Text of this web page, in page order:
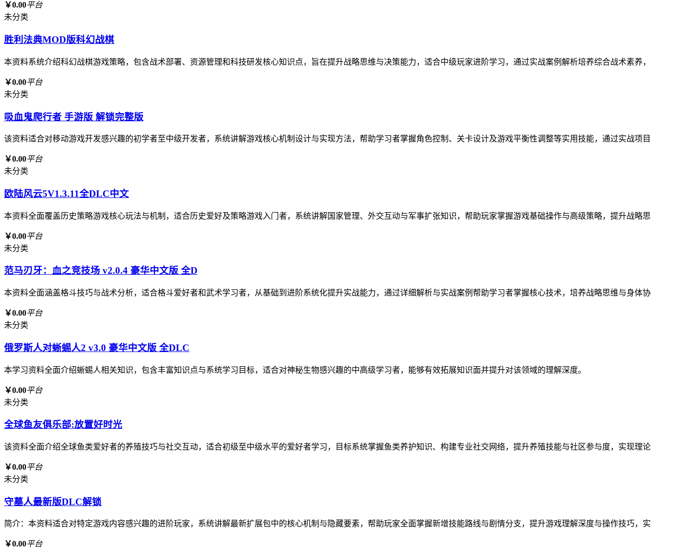
￥0.00平台
未分类
胜利法典MOD版科幻战棋
本资料系统介绍科幻战棋游戏策略，包含战术部署、资源管理和科技研发核心知识点，旨在提升战略思维与决策能力，适合中级玩家进阶学习，通过实战案例解析培养综合战术素养，
￥0.00平台
未分类
吸血鬼爬行者 手游版 解锁完整版
该资料适合对移动游戏开发感兴趣的初学者至中级开发者，系统讲解游戏核心机制设计与实现方法，帮助学习者掌握角色控制、关卡设计及游戏平衡性调整等实用技能，通过实战项目
￥0.00平台
未分类
欧陆风云5V1.3.11全DLC中文
本资料全面覆盖历史策略游戏核心玩法与机制，适合历史爱好及策略游戏入门者，系统讲解国家管理、外交互动与军事扩张知识，帮助玩家掌握游戏基础操作与高级策略，提升战略思
￥0.00平台
未分类
范马刃牙：血之竞技场 v2.0.4 豪华中文版 全D
本资料全面涵盖格斗技巧与战术分析，适合格斗爱好者和武术学习者，从基础到进阶系统化提升实战能力，通过详细解析与实战案例帮助学习者掌握核心技术，培养战略思维与身体协
￥0.00平台
未分类
俄罗斯人对蜥蜴人2 v3.0 豪华中文版 全DLC
本学习资料全面介绍蜥蜴人相关知识，包含丰富知识点与系统学习目标，适合对神秘生物感兴趣的中高级学习者，能够有效拓展知识面并提升对该领域的理解深度。
￥0.00平台
未分类
全球鱼友俱乐部:放置好时光
该资料全面介绍全球鱼类爱好者的养殖技巧与社交互动，适合初级至中级水平的爱好者学习，目标系统掌握鱼类养护知识、构建专业社交网络，提升养殖技能与社区参与度，实现理论
￥0.00平台
未分类
守墓人最新版DLC解锁
简介：本资料适合对特定游戏内容感兴趣的进阶玩家，系统讲解最新扩展包中的核心机制与隐藏要素，帮助玩家全面掌握新增技能路线与剧情分支，提升游戏理解深度与操作技巧，实
￥0.00平台